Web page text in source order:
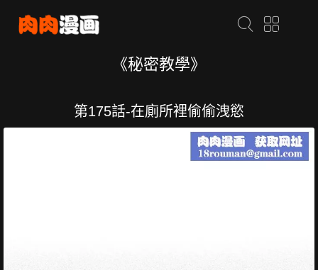
《秘密教學》
第175話-在廁所裡偷偷洩慾